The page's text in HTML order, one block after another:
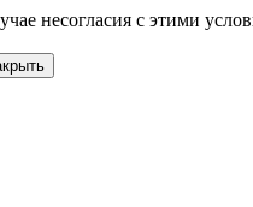
несогласия с этими